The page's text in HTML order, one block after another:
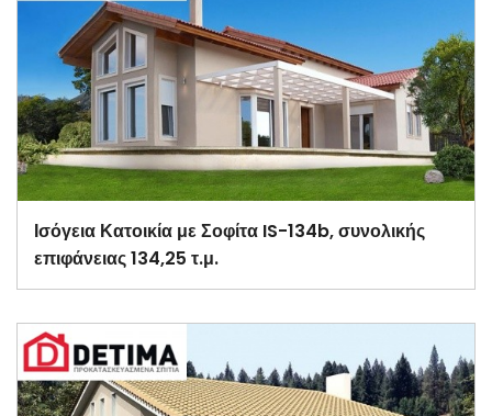
Ισόγεια Κατοικία με Σοφίτα IS-134b, συνολικής
επιφάνειας 134,25 τ.μ.